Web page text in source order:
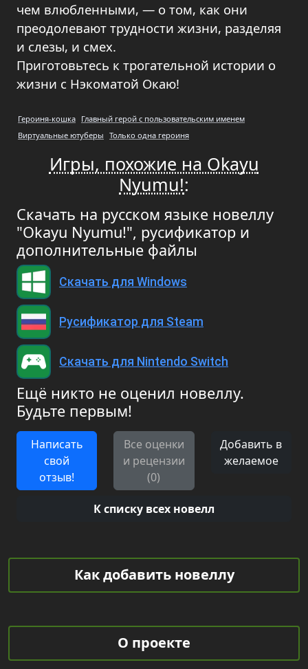
чем влюбленными, — о том, как они
преодолевают трудности жизни, разделяя
и слезы, и смех.
Приготовьтесь к трогательной истории о
жизни с Нэкоматой Окаю!
Героиня-кошка Главный герой с пользовательским именем
Виртуальные ютуберы Только одна героиня
Игры, похожие на Okayu
Nyumu!:
Скачать на русском языке новеллу
"Okayu Nyumu!", русификатор и
дополнительные файлы
Скачать для Windows
Русификатор для Steam
Скачать для Nintendo Switch
Ещё никто не оценил новеллу.
Будьте первым!
Написать
свой
отзыв!
Все оценки
и рецензии
(0)
Добавить в
желаемое
К списку всех новелл
Как добавить новеллу
О проекте